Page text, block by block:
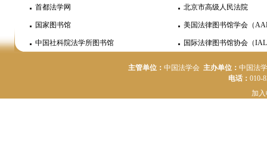
首都法学网 北京市高级人民法院
国家图书馆 美国法律图书馆学会（
中国社科院法学所图书馆 国际法律图书馆协会（
主管单位： 中国法学会 主办单位： 中国法
电话： 010-
加